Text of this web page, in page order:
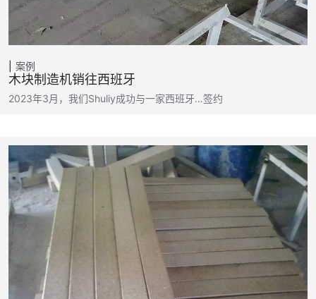
案例
木块制造机销往西班牙
2023年3月，我们Shuliy成功与一家西班牙…签约